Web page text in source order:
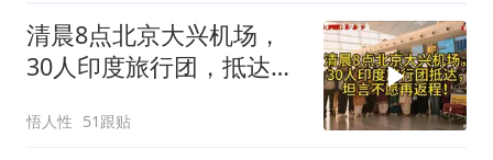
清晨8点北京大兴机场，
30人印度旅行团，抵达，
悟人性 51跟贴